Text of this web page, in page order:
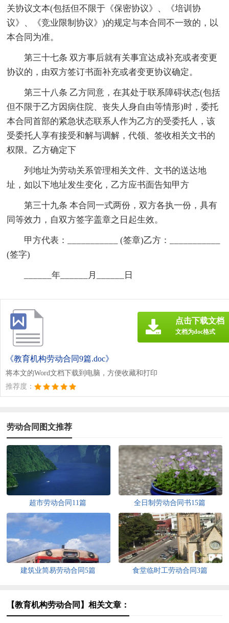
关协议文本(包括但不限于《保密协议》、《培训协
议》、《竞业限制协议》)的规定与本合同不一致的，以
本合同为准。
第三十七条 双方事后就有关事宜达成补充或者变更
协议的，由双方签订书面补充或者变更协议确定。
第三十八条 乙方同意，在其处于联系障碍状态(包括
但不限于乙方因病住院、丧失人身自由等情形)时，委托
本合同首部的紧急状态联系人作为乙方的受委托人，该
受委托人享有接受和解与调解，代领、签收相关文书的
权限。乙方确定下
列地址为劳动关系管理相关文件、文书的送达地
址，如以下地址发生变化，乙方应书面告知甲方
第三十九条 本合同一式两份，双方各执一份，具有
同等效力，自双方签字盖章之日起生效。
甲方代表：___________ (签章)乙方：___________
(签字)
______年______月______日
《教育机构劳动合同9篇.doc》
将本文的Word文档下载到电脑，方便收藏和打印
推荐度：
点击下载文档
文档为doc格式
劳动合同图文推荐
超市劳动合同11篇 全日制劳动合同书15篇
建筑业简易劳动合同5篇 食堂临时工劳动合同3篇
【教育机构劳动合同】相关文章：